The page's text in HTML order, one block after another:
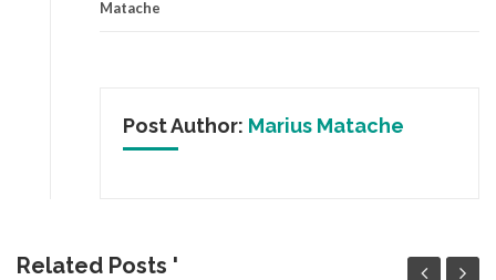
Matache
Post Author: Marius Matache
Related Posts '